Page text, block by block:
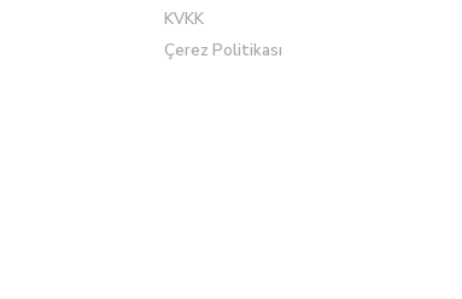
KVKK
Çerez Politikası